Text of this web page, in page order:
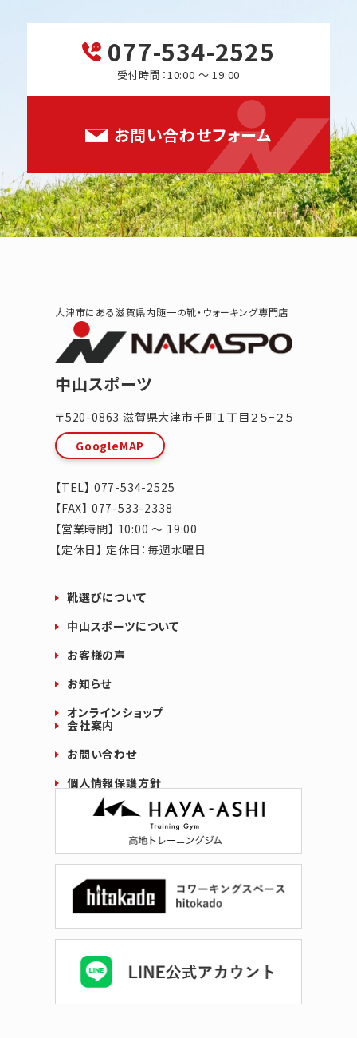
077-534-2525
受付時間：10:00 ～ 19:00
お問い合わせフォーム
大津市にある滋賀県内随一の靴・ウォーキング専門店
中山スポーツ
〒520-0863 滋賀県大津市千町１丁目２５−２５
GoogleMAP
【TEL】 077-534-2525
【FAX】 077-533-2338
【営業時間】 10:00 ～ 19:00
【定休日】 定休日：毎週水曜日
靴選びについて
中山スポーツについて
お客様の声
お知らせ
オンラインショップ
会社案内
お問い合わせ
個人情報保護方針